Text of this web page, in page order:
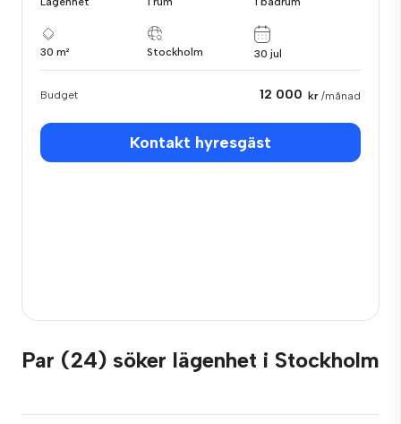
30 m² Stockholm 30 jul
Budget 12 000 kr /månad
Kontakt hyresgäst
Par (24) söker lägenhet i Stockholm